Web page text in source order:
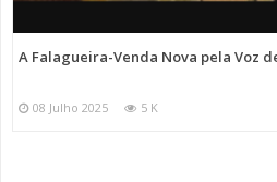
A Falagueira-Venda Nova pela Voz
08 Julho 2025 5 K